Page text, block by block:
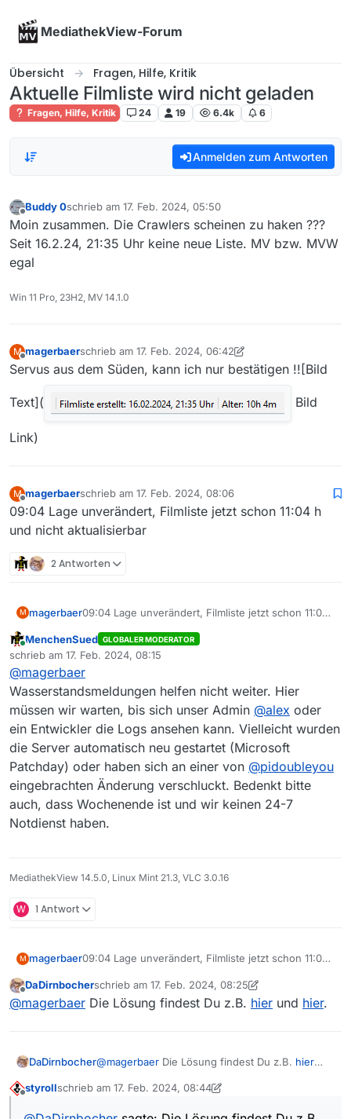
MediathekView-Forum
Übersicht Fragen, Hilfe, Kritik
Aktuelle Filmliste wird nicht geladen
Fragen, Hilfe, Kritik 24 19 6.4k 6
Anmelden zum Antworten
Offline
Buddy 0schrieb am 17. Feb. 2024, 05:50
zuletzt editiert von
Moin zusammen. Die Crawlers scheinen zu haken ???
Seit 16.2.24, 21:35 Uhr keine neue Liste. MV bzw. MVW
egal
Win 11 Pro, 23H2, MV 14.1.0
M magerbaerschrieb am 17. Feb. 2024, 06:42
zuletzt editiert von magerbaer
Servus aus dem Süden, kann ich nur bestätigen !![Bild
Text]( Bild
Link)
M
Offline
magerbaerschrieb am 17. Feb. 2024, 08:06
zuletzt editiert von
09:04 Lage unverändert, Filmliste jetzt schon 11:04 h
und nicht aktualisierbar
2 Antworten
M magerbaer09:04 Lage unverändert, Filmliste jetzt schon 11:04
Online
MenchenSued GLOBALER MODERATOR
schrieb am 17. Feb. 2024, 08:15
zuletzt editiert von
@magerbaer
Wasserstandsmeldungen helfen nicht weiter. Hier
müssen wir warten, bis sich unser Admin @alex oder
ein Entwickler die Logs ansehen kann. Vielleicht wurden
die Server automatisch neu gestartet (Microsoft
Patchday) oder haben sich an einer von @pidoubleyou
eingebrachten Änderung verschluckt. Bedenkt bitte
auch, dass Wochenende ist und wir keinen 24-7
Notdienst haben.
MediathekView 14.5.0, Linux Mint 21.3, VLC 3.0.16
W 1 Antwort
M magerbaer09:04 Lage unverändert, Filmliste jetzt schon 11:04
DaDirnbocherschrieb am 17. Feb. 2024, 08:25
zuletzt editiert von DaDirnbocher
@magerbaer Die Lösung findest Du z.B. hier und hier.
DaDirnbocher@magerbaer Die Lösung findest Du z.B. hier
styrollschrieb am 17. Feb. 2024, 08:44
zuletzt editiert von styroll